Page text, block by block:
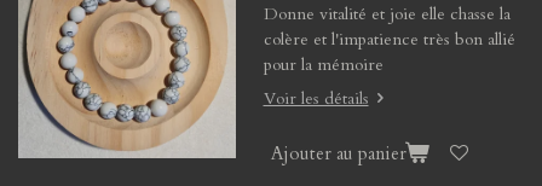
Donne vitalité et joie elle chasse la
colère et l'impatience très bon allié
pour la mémoire
Voir les détails
Ajouter au panier